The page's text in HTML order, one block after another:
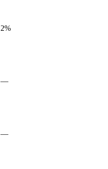
2%
—
—